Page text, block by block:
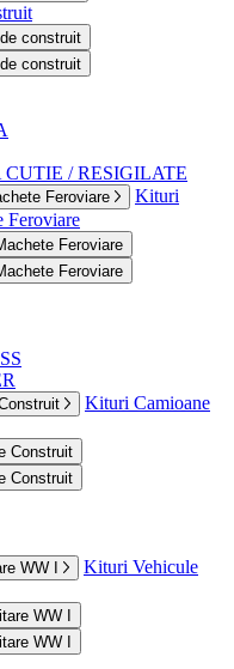
construit
construit
/ RESIGILATE
Feroviare
Kituri
Feroviare
Feroviare
Feroviare
Kituri Camioane
Construit
Construit
WW I
Kituri Vehicule
WW I
WW I